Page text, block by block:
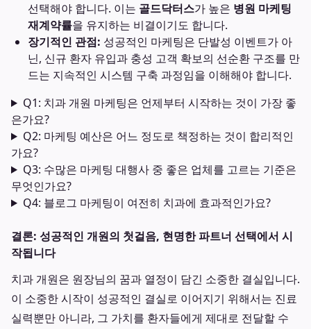
선택해야 합니다. 이는 골드닥터스가 높은 병원 마케팅
재계약률을 유지하는 비결이기도 합니다.
장기적인 관점: 성공적인 마케팅은 단발성 이벤트가 아
닌, 신규 환자 유입과 충성 고객 확보의 선순환 구조를 만
드는 지속적인 시스템 구축 과정임을 이해해야 합니다.
Q1: 치과 개원 마케팅은 언제부터 시작하는 것이 가장 좋
은가요?
Q2: 마케팅 예산은 어느 정도로 책정하는 것이 합리적인
가요?
Q3: 수많은 마케팅 대행사 중 좋은 업체를 고르는 기준은
무엇인가요?
Q4: 블로그 마케팅이 여전히 치과에 효과적인가요?
결론: 성공적인 개원의 첫걸음, 현명한 파트너 선택에서 시
작됩니다
치과 개원은 원장님의 꿈과 열정이 담긴 소중한 결실입니다.
이 소중한 시작이 성공적인 결실로 이어지기 위해서는 진료
실력뿐만 아니라, 그 가치를 환자들에게 제대로 전달할 수